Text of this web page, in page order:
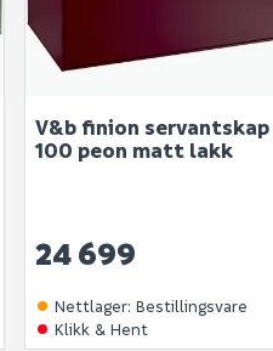
spørsmål enda. Bli den
V&b finion servantskap
100 peon matt lakk
24 699
Nettlager: Bestillingsvare
Klikk & Hent